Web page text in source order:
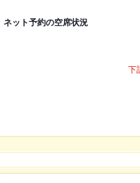
ネット予約の空席状況
下